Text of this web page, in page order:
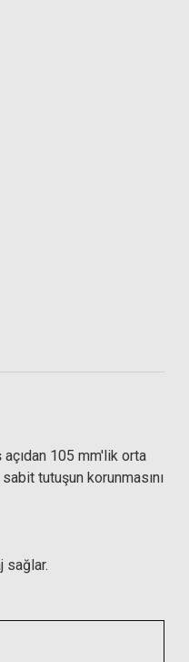
105 mm'lik orta
tutuşun korunmasını
sağlar.